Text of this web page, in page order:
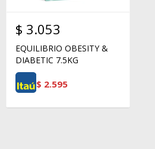
$ 3.053
EQUILIBRIO OBESITY &
DIABETIC 7.5KG
$ 2.595